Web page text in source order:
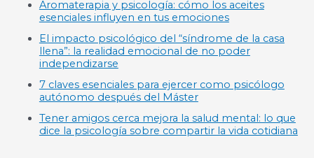
Aromaterapia y psicología: cómo los aceites
esenciales influyen en tus emociones
El impacto psicológico del “síndrome de la casa
llena”: la realidad emocional de no poder
independizarse
7 claves esenciales para ejercer como psicólogo
autónomo después del Máster
Tener amigos cerca mejora la salud mental: lo que
dice la psicología sobre compartir la vida cotidiana